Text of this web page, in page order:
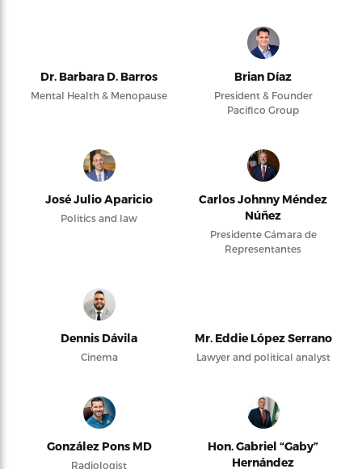
Dr. Barbara D. Barros
Mental Health & Menopause
Brian Díaz
President & Founder
Pacifico Group
José Julio Aparicio
Politics and law
Carlos Johnny Méndez
Núñez
Presidente Cámara de
Representantes
Dennis Dávila
Cinema
Mr. Eddie López Serrano
Lawyer and political analyst
González Pons MD
Radiologist
Hon. Gabriel “Gaby”
Hernández